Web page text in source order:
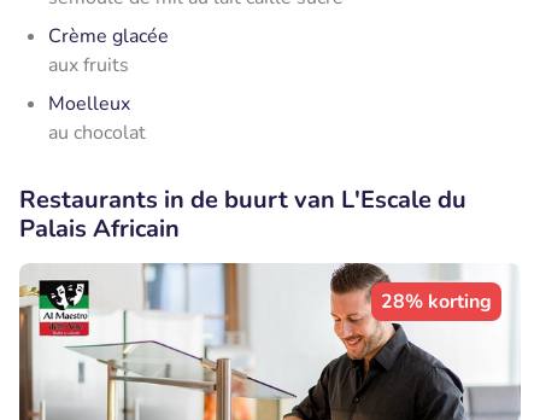
Crème glacée
aux fruits
Moelleux
au chocolat
Restaurants in de buurt van L'Escale du
Palais Africain
28% korting